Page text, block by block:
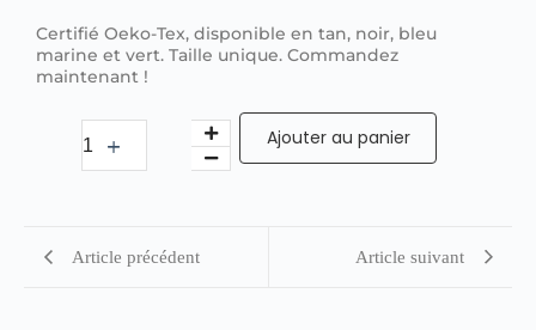
Certifié Oeko-Tex, disponible en tan, noir, bleu
marine et vert. Taille unique. Commandez
maintenant !
Ajouter au panier
Article précédent Article suivant